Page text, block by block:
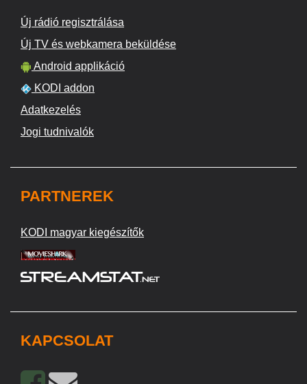
Új rádió regisztrálása
Új TV és webkamera beküldése
Android applikáció
KODI addon
Adatkezelés
Jogi tudnivalók
PARTNEREK
KODI magyar kiegészítők
KAPCSOLAT